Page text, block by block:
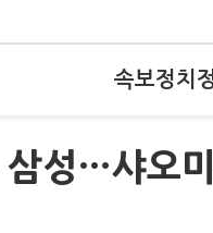
속보정치
성…샤오